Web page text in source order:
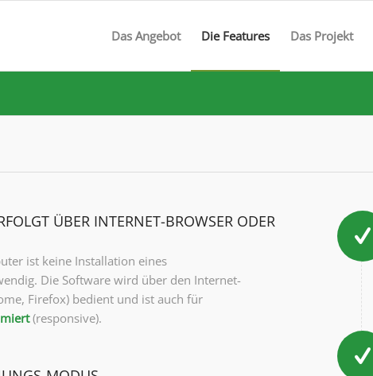
Das Angebot Die Features Das Projekt
ÜBER INTERNET-BROWSER ODER
ist keine Installation eines
Die Software wird über den Internet-
Firefox) bedient und ist auch für
(responsive).